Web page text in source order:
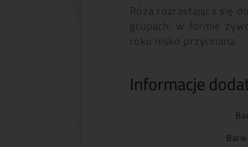
Róża rozrastająca się
grupach, w formie
roku nisko przycinana.
Informacje